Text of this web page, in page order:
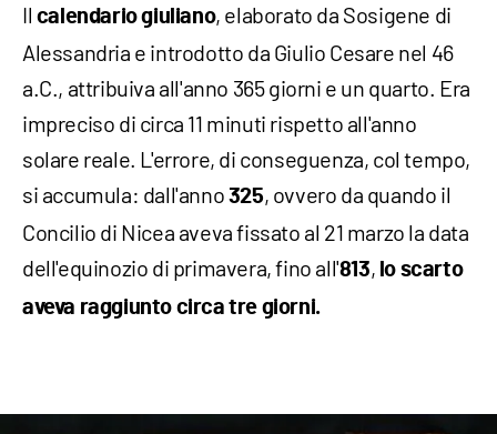
Il calendario giuliano, elaborato da Sosigene di
Alessandria e introdotto da Giulio Cesare nel 46
a.C., attribuiva all'anno 365 giorni e un quarto. Era
impreciso di circa 11 minuti rispetto all'anno
solare reale. L'errore, di conseguenza, col tempo,
si accumula: dall'anno 325, ovvero da quando il
Concilio di Nicea aveva fissato al 21 marzo la data
dell'equinozio di primavera, fino all'813, lo scarto
aveva raggiunto circa tre giorni.